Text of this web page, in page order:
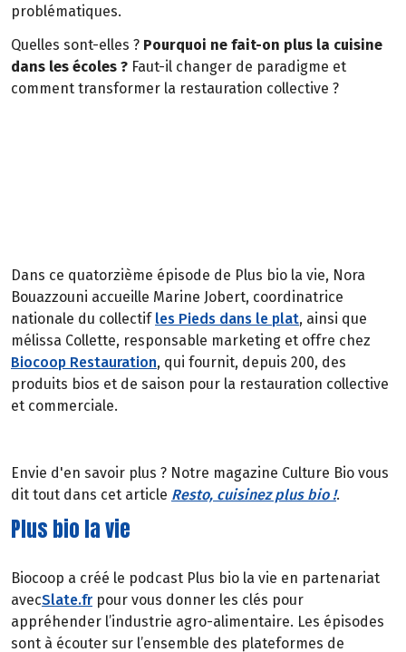
problématiques.
Quelles sont-elles ? Pourquoi ne fait-on plus la cuisine
dans les écoles ? Faut-il changer de paradigme et
comment transformer la restauration collective ?
Dans ce quatorzième épisode de Plus bio la vie, Nora
Bouazzouni accueille Marine Jobert, coordinatrice
nationale du collectif les Pieds dans le plat, ainsi que
mélissa Collette, responsable marketing et offre chez
Biocoop Restauration, qui fournit, depuis 200, des
produits bios et de saison pour la restauration collective
et commerciale.
Envie d'en savoir plus ? Notre magazine Culture Bio vous
dit tout dans cet article Resto, cuisinez plus bio !.
Plus bio la vie
Biocoop a créé le podcast Plus bio la vie en partenariat
avecSlate.fr pour vous donner les clés pour
appréhender l’industrie agro-alimentaire. Les épisodes
sont à écouter sur l’ensemble des plateformes de